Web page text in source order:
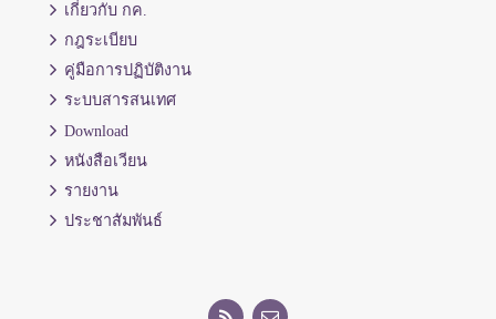
เกี่ยวกับ กค.
กฎระเบียบ
คู่มือการปฏิบัติงาน
ระบบสารสนเทศ
Download
หนังสือเวียน
รายงาน
ประชาสัมพันธ์